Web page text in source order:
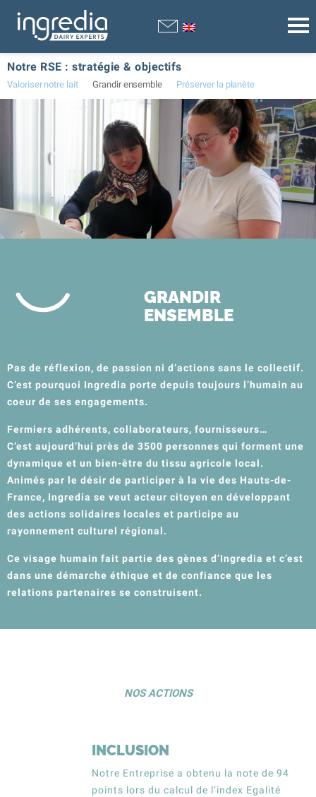
Notre RSE : stratégie & objectifs
Valoriser notre lait Grandir ensemble Préserver la planète
GRANDIR
ENSEMBLE
Pas de réflexion, de passion ni d’actions sans le collectif.
C’est pourquoi Ingredia porte depuis toujours l’humain au
coeur de ses engagements.
Fermiers adhérents, collaborateurs, fournisseurs…
C’est aujourd’hui près de 3500 personnes qui forment une
dynamique et un bien-être du tissu agricole local.
Animés par le désir de participer à la vie des Hauts-de-
France, Ingredia se veut acteur citoyen en développant
des actions solidaires locales et participe au
rayonnement culturel régional.
Ce visage humain fait partie des gènes d’Ingredia et c’est
dans une démarche éthique et de confiance que les
relations partenaires se construisent.
NOS ACTIONS
INCLUSION
Notre Entreprise a obtenu la note de 94
points lors du calcul de l’index Egalité